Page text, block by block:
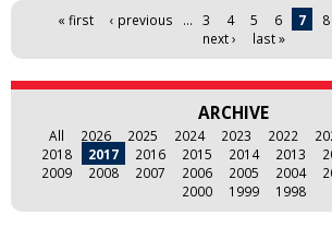
Pages« first ‹ previous … 3 4 5 6 7 8
next ›
last »
ARCHIVE
All 2026 2025 2024 2023 2022
2018
2017 2016 2015 2014 2013
2009
2008 2007 2006 2005 2004
2000
1999 1998